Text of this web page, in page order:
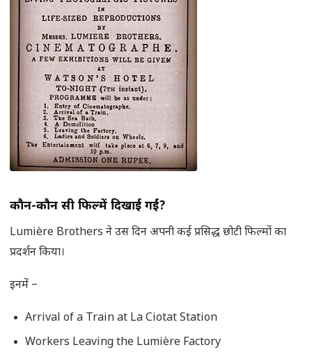
कौन-कौन सी फिल्में दिखाई गईं?
Lumière Brothers ने उस दिन अपनी कई प्रसिद्ध छोटी फिल्मों का
प्रदर्शन किया।
इनमें –
Arrival of a Train at La Ciotat Station
Workers Leaving the Lumière Factory